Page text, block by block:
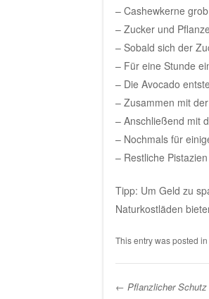
– Cashewkerne
– Zucker und
– Sobald sich der
– Für eine Stunde
– Die Avocado
– Zusammen mit
– Anschließend mit
– Nochmals für
– Restliche
Tipp: Um Geld zu
Naturkostläden
This entry was posted in
← Pflanzlicher Schutz